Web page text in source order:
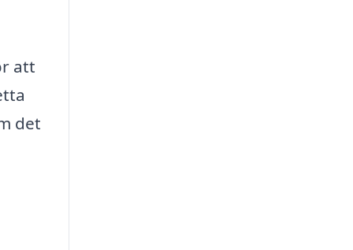
att
det